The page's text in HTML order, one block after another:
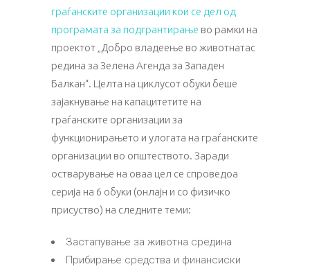
граѓанските организации кои се дел од
програмата за подгрантирање во рамки на
проектот „Добро владеење во животнатас
редина за Зелена Агенда за Западен
Балкан“. Целта на циклусот обуки беше
зајакнување на капацитетите на
граѓанските организации за
функционирањето и улогата на граѓанските
организации во општеството. Заради
остварување на оваа цел се спроведоа
серија на 6 обуки (онлајн и со физичко
присуство) на следните теми:
Застапување за животна средина
Прибирање средства и финансиски